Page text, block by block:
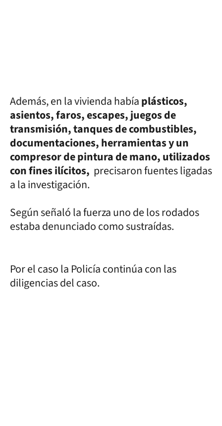
Además, en la vivienda habíaplásticos,
asientos, faros, escapes, juegos de
transmisión, tanques de combustibles,
documentaciones, herramientas y un
compresor de pintura de mano, utilizados
con fines ilícitos, precisaron fuentes ligadas
a la investigación.
Según señaló la fuerza uno de los rodados
estaba denunciado como sustraídas.
Por el caso la Policía continúa con las
diligencias del caso.